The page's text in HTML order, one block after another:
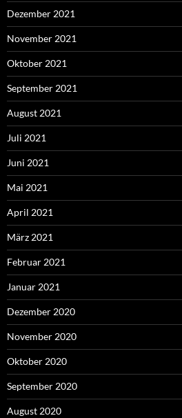
Dezember 2021
November 2021
Oktober 2021
September 2021
August 2021
Juli 2021
Juni 2021
Mai 2021
April 2021
März 2021
Februar 2021
Januar 2021
Dezember 2020
November 2020
Oktober 2020
September 2020
August 2020